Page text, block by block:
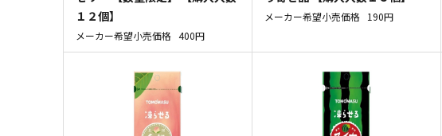
１２個】
メーカー希望小売価格 400円
メーカー希望小売価格 190円